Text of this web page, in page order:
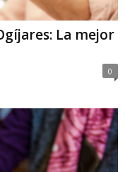
La mejor
0